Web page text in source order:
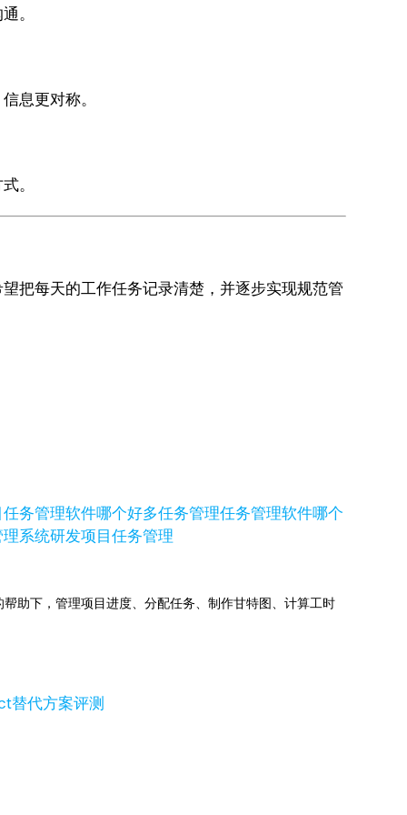
。
息更对称。
。
把每天的工作任务记录清楚，并逐步实现规范管
任务管理软件哪个好多任务管理任务管理软件哪个
系统研发项目任务管理
助下，管理项目进度、分配任务、制作甘特图、计算工时
替代方案评测